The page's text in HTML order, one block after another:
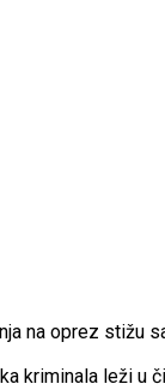
na oprez stižu
kriminala leži u